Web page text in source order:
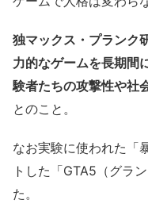
独マックス・プランク
力的なゲームを長期間
験者たちの攻撃性や社
とのこと。
なお実験に使われた「
トした「GTA5（グラ
た。